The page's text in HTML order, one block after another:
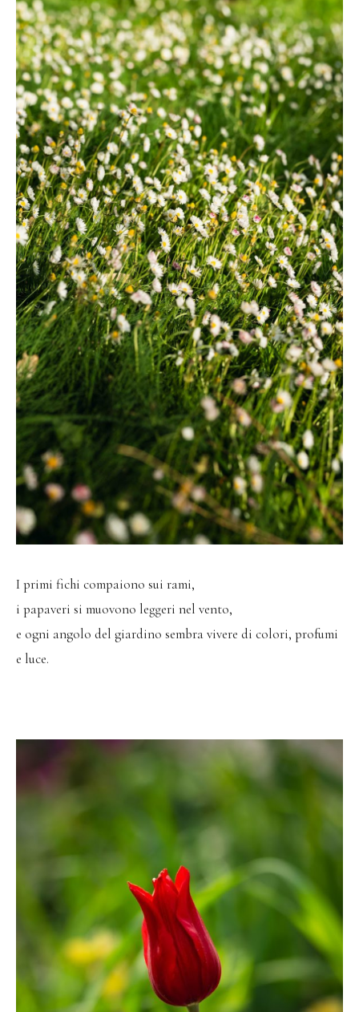
I primi fichi compaiono sui rami,
i papaveri si muovono leggeri nel vento,
e ogni angolo del giardino sembra vivere di colori, profumi
e luce.